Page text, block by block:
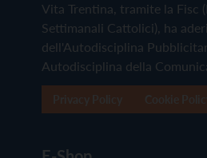
Vita Trentina, tramite la Fisc
Settimanali Cattolici), ha
dell'Autodisciplina
Autodisciplina della